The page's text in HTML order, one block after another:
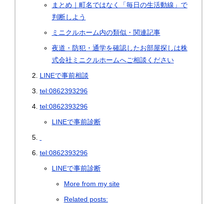
まとめ｜町名ではなく「毎日の生活動線」で
判断しよう
ミニクルホーム内の類似・関連記事
夜道・防犯・通学を確認したお部屋探しは株
式会社ミニクルホームへご相談ください
LINEで事前相談
tel:0862393296
tel:0862393296
LINEで事前診断
tel:0862393296
LINEで事前診断
More from my site
Related posts: